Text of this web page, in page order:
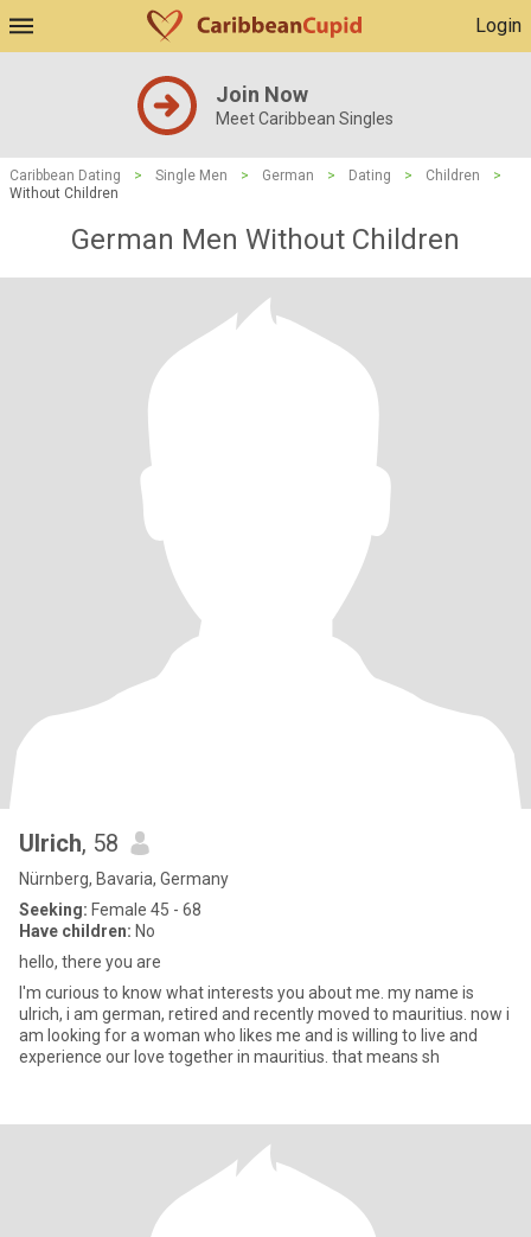
Login
Join Now
Meet Caribbean Singles
Caribbean Dating > Single Men > German > Dating > Children
>
Without Children
German Men Without Children
Ulrich, 58
Nürnberg, Bavaria, Germany
Seeking: Female 45 - 68
Have children: No
hello, there you are
I'm curious to know what interests you about me. my name is
ulrich, i am german, retired and recently moved to mauritius. now i
am looking for a woman who likes me and is willing to live and
experience our love together in mauritius. that means sh